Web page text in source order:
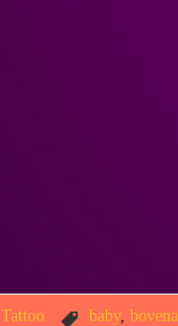
Tattoo baby,